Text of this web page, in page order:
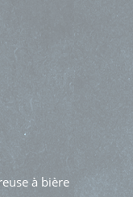
à bière